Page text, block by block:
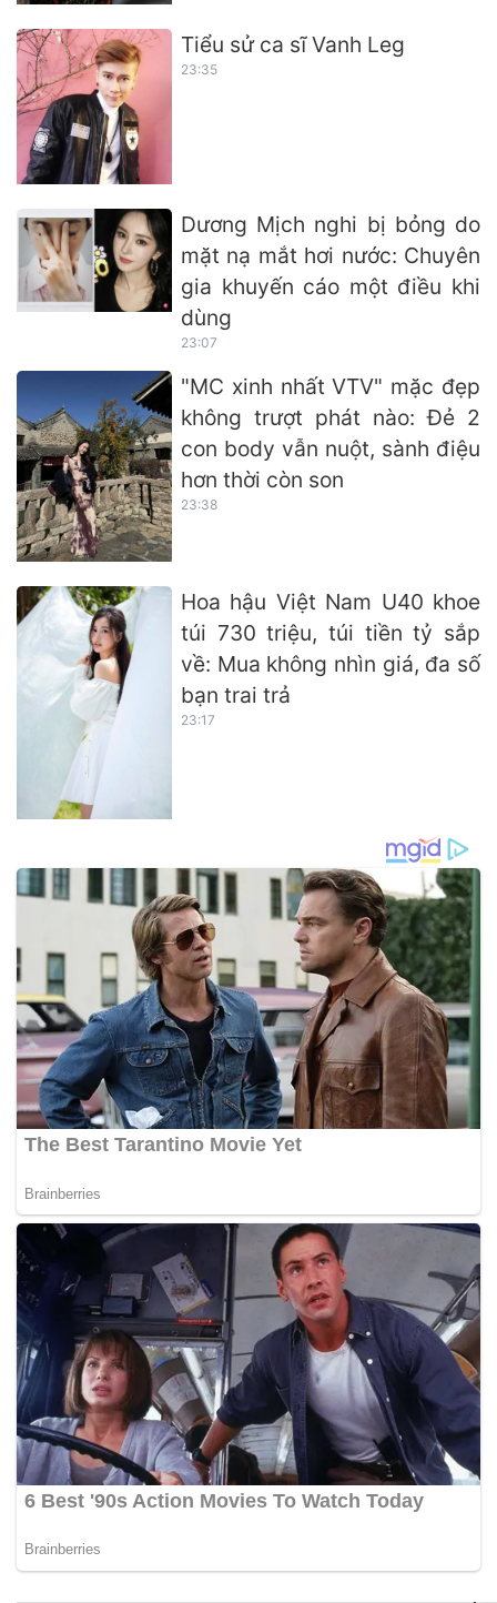
Tiểu sử ca sĩ Vanh Leg
23:35
Dương Mịch nghi bị bỏng do
mặt nạ mắt hơi nước: Chuyên
gia khuyến cáo một điều khi
dùng
23:07
"MC xinh nhất VTV" mặc đẹp
không trượt phát nào: Đẻ 2
con body vẫn nuột, sành điệu
hơn thời còn son
23:38
Hoa hậu Việt Nam U40 khoe
túi 730 triệu, túi tiền tỷ sắp
về: Mua không nhìn giá, đa số
bạn trai trả
23:17